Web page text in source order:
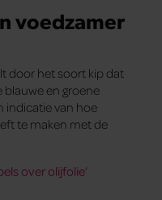
voedzamer
door het soort kip dat
blauwe en groene
indicatie van hoe
te maken met de
over olijfolie’